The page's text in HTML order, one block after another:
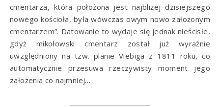
cmentarza, która położona jest najbliżej dzisiejszego
nowego kościoła, była wówczas owym nowo założonym
cmentarzem”. Datowanie to wydaje się jednak nieścisłe,
gdyż mikołowski cmentarz został już wyraźnie
uwzględniony na tzw. planie Viebiga z 1811 roku, co
automatycznie przesuwa rzeczywisty moment jego
założenia co najmniej…